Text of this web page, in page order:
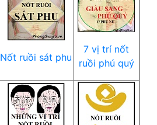
Nốt ruồi sát phu
7 vị trí nốt
ruồi phú quý